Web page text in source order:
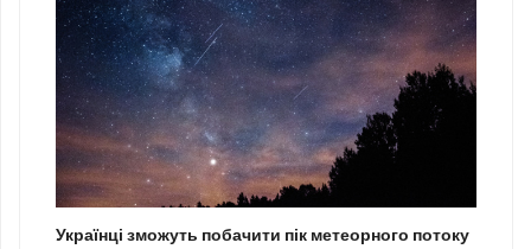
Українці зможуть побачити пік метеорного потоку